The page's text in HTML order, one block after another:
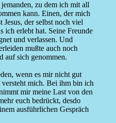
zu dem ich mit all
kann. Einen, der mich
Jesus, der selbst noch viel
ich erlebt hat. Seine Freunde
und verlassen. Und
mußte auch noch
auf sich genommen.
wenn es mir nicht gut
mich. Bei ihm bin ich
mir meine Last von den
euch bedrückt, desdo
ausführlichen Gespräch